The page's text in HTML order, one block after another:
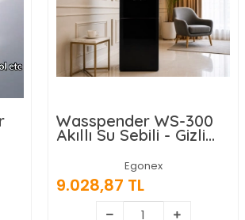
Panther PT-Z614 USB
Şarjlı Sinek Öldürücü
Egonex
119,16 TL